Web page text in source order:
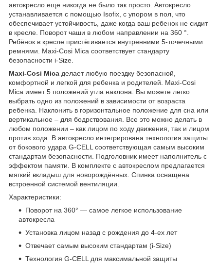
автокресло еще никогда не было так просто. Автокресло
устанавливается с помощью Isofix, с упором в пол, что
обеспечивает устойчивость, даже когда ваш ребенок не сидит
в кресле. Поворот чаши в любом направлении на 360 °.
Ребёнок в кресле пристёгивается внутренними 5-точечными
ремнями. Maxi-Cosi Mica соответствует стандарту
безопасности i-Size.
Maxi-Cosi Mica делает любую поездку безопасной,
комфортной и легкой для ребенка и родителей. Maxi-Cosi
Mica имеет 5 положений угла наклона. Вы можете легко
выбрать одно из положений в зависимости от возраста
ребенка. Наклонить в горизонтальное положение для сна или
вертикальное – для бодрствования. Все это можно делать в
любом положении – как лицом по ходу движения, так и лицом
против хода. В автокресло интегрирована технология защиты
от бокового удара G-CELL соответствующая самым высоким
стандартам безопасности. Подголовник имеет наполнитель с
эффектом памяти. В комплекте с автокреслом предлагается
мягкий вкладыш для новорождённых. Спинка оснащена
встроенной системой вентиляции.
Характеристики:
Поворот на 360° — самое легкое использование
автокресла
Установка лицом назад с рождения до 4-ех лет
Отвечает самым высоким стандартам (i-Size)
Технология G-CELL для максимальной защиты